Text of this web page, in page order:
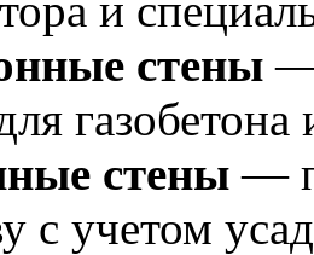
стены —
стены —
с учетом